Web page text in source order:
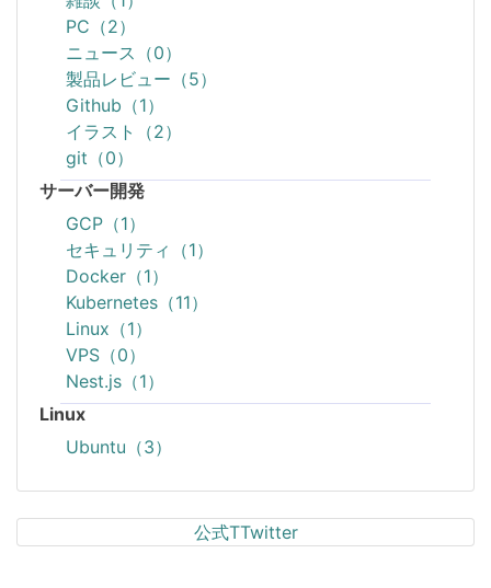
PC（2）
ニュース（0）
製品レビュー（5）
Github（1）
イラスト（2）
git（0）
サーバー開発
GCP（1）
セキュリティ（1）
Docker（1）
Kubernetes（11）
Linux（1）
VPS（0）
Nest.js（1）
Linux
Ubuntu（3）
公式TTwitter